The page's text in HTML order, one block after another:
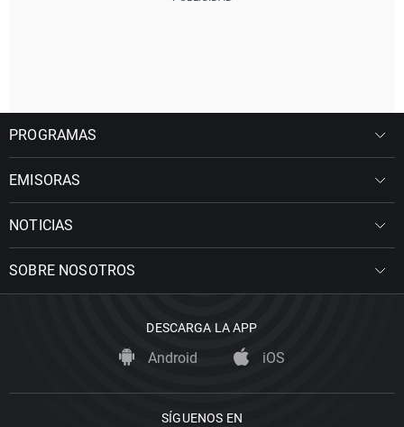
PROGRAMAS
EMISORAS
NOTICIAS
SOBRE NOSOTROS
DESCARGA LA APP
Android iOS
SÍGUENOS EN